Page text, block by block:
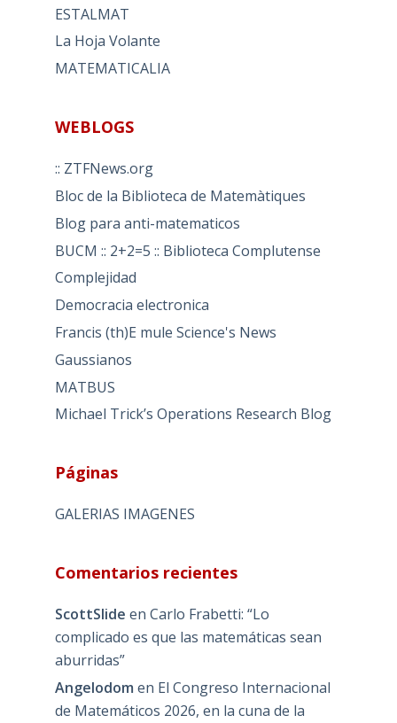
ESTALMAT
La Hoja Volante
MATEMATICALIA
WEBLOGS
:: ZTFNews.org
Bloc de la Biblioteca de Matemàtiques
Blog para anti-matematicos
BUCM :: 2+2=5 :: Biblioteca Complutense
Complejidad
Democracia electronica
Francis (th)E mule Science's News
Gaussianos
MATBUS
Michael Trick’s Operations Research Blog
Páginas
GALERIAS IMAGENES
Comentarios recientes
ScottSlide en Carlo Frabetti: “Lo
complicado es que las matemáticas sean
aburridas”
Angelodom en El Congreso Internacional
de Matemáticos 2026, en la cuna de la